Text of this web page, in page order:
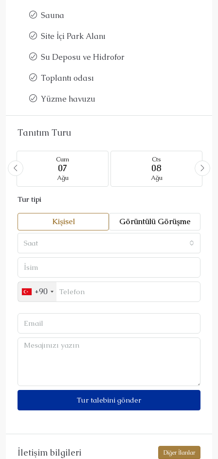
Sauna
Site İçi Park Alanı
Su Deposu ve Hidrofor
Toplantı odası
Yüzme havuzu
Tanıtım Turu
Cum
07
Ağu
Cts
08
Ağu
Tur tipi
Kişisel Görüntülü Görüşme
Saat
+90
Tur talebini gönder
İletişim bilgileri Diğer İlanlar